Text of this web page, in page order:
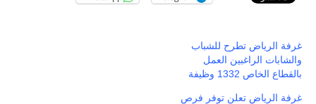
غرفة الرياض تطرح للشباب
والشابات الراغبين العمل
بالقطاع الخاص 1332 وظيفة
غرفة الرياض تعلن توفر فرص